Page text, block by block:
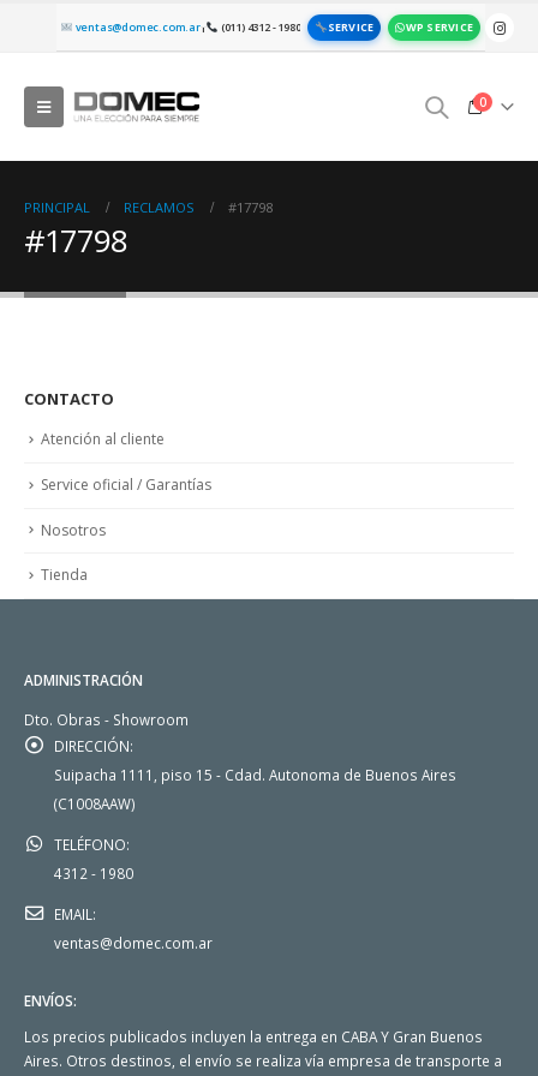
ventas@domec.com.ar| (011) 4312 - 1980 SERVICE WP SERVICE
0
PRINCIPAL RECLAMOS #17798
#17798
CONTACTO
Atención al cliente
Service oficial / Garantías
Nosotros
Tienda
ADMINISTRACIÓN
Dto. Obras - Showroom
DIRECCIÓN:
Suipacha 1111, piso 15 - Cdad. Autonoma de Buenos Aires
(C1008AAW)
TELÉFONO:
4312 - 1980
EMAIL:
ventas@domec.com.ar
ENVÍOS:
Los precios publicados incluyen la entrega en CABA Y Gran Buenos
Aires. Otros destinos, el envío se realiza vía empresa de transporte a